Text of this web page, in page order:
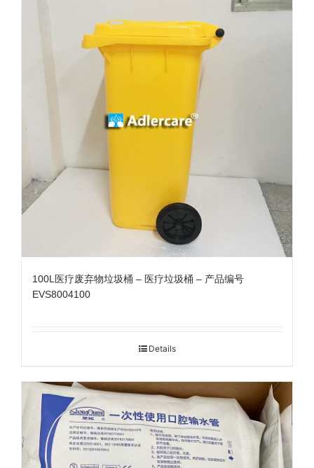
100L医疗废弃物垃圾桶 – 医疗垃圾桶 – 产品编号
EVS8004100
Details